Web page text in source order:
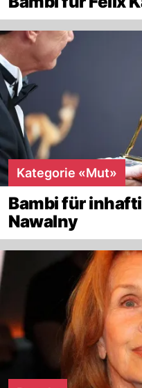
Kategorie «Mut»
Bambi für
Nawalny